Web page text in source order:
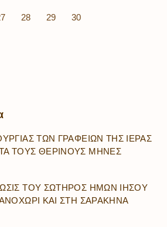
28 29 30
ΤΩΝ ΓΡΑΦΕΙΩΝ ΤΗΣ ΙΕΡΑΣ
ΤΟΥΣ ΘΕΡΙΝΟΥΣ ΜΗΝΕΣ
ΤΟΥ ΣΩΤΗΡΟΣ ΗΜΩΝ ΙΗΣΟΥ
ΚΑΙ ΣΤΗ ΣΑΡΑΚΗΝΑ